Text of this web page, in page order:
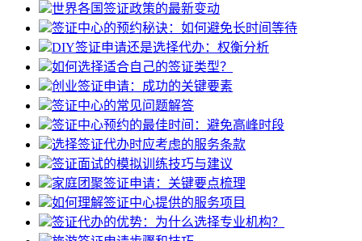
世界各国签证政策的最新变动
签证中心的预约秘诀：如何避免长时间等待
DIY签证申请还是选择代办：权衡分析
如何选择适合自己的签证类型？
创业签证申请：成功的关键要素
签证中心的常见问题解答
签证中心预约的最佳时间：避免高峰时段
选择签证代办时应考虑的服务条款
签证面试的模拟训练技巧与建议
家庭团聚签证申请：关键要点梳理
如何理解签证中心提供的服务项目
签证代办的优势：为什么选择专业机构？